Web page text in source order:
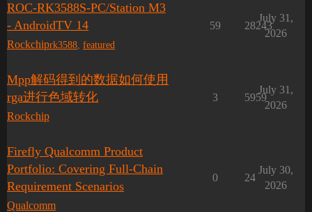
ROC-RK3588S-PC/Station M3
- AndroidTV 14
Rockchiprk3588 featured
59 28243
July 31,
2026
Mpp解码得到的数据如何使用
rga进行色域转化
Rockchip
3 5959
July 31,
2026
Firefly Qualcomm Product
Portfolio: Covering Full-Chain
Requirement Scenarios
Qualcomm
0 24
July 30,
2026